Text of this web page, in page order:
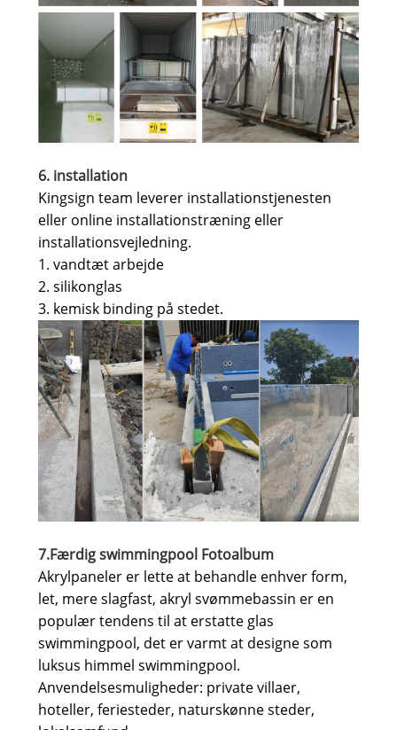
6. installation
Kingsign team leverer installationstjenesten
eller online installationstræning eller
installationsvejledning.
1. vandtæt arbejde
2. silikonglas
3. kemisk binding på stedet.
7.Færdig swimmingpool Fotoalbum
Akrylpaneler er lette at behandle enhver form,
let, mere slagfast, akryl svømmebassin er en
populær tendens til at erstatte glas
swimmingpool, det er varmt at designe som
luksus himmel swimmingpool.
Anvendelsesmuligheder: private villaer,
hoteller, feriesteder, naturskønne steder,